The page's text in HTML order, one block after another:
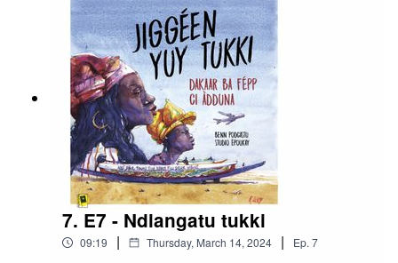
7. E7 - Ndiangatu tukki
09:19 | Thursday, March 14, 2024 | Ep. 7